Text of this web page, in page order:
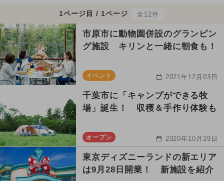
1ページ目 / 1ページ 全12件
市原市に動物園併設のグランピン
グ施設 キリンと一緒に朝食も！
イベント 2021年12月03日
千葉市に「キャンプができる牧
場」誕生！ 収穫＆手作り体験も
オープン 2020年10月29日
東京ディズニーランドの新エリア
は9月28日開業！ 新施設を紹介